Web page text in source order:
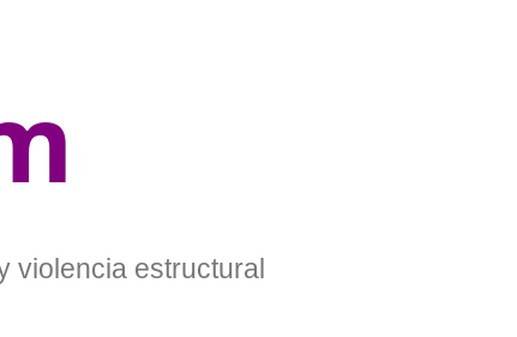
violencia estructural